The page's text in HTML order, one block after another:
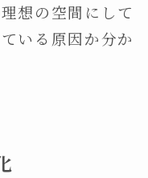
想の空間にして
いる原因か分か